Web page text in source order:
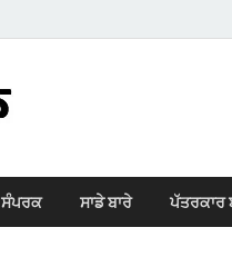
ਸੰਪਰਕ ਸਾਡੇ ਬਾਰੇ ਪੱਤਰਕਾਰ